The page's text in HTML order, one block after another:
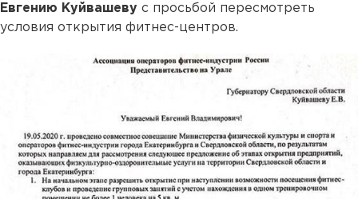
Евгению Куйвашеву с просьбой пересмотреть
условия открытия фитнес-центров.